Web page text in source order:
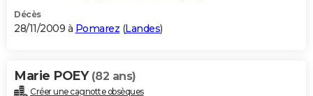
Décès
28/11/2009 à Pomarez (Landes)
Marie POEY (82 ans)
Créer une cagnotte obsèques